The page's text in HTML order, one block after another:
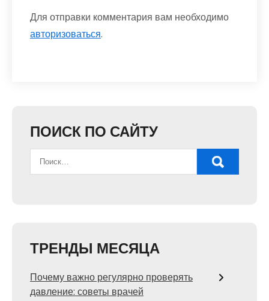
Для отправки комментария вам необходимо
авторизоваться.
ПОИСК ПО САЙТУ
ТРЕНДЫ МЕСЯЦА
Почему важно регулярно проверять
давление: советы врачей